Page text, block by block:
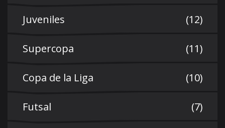
Juveniles (12)
Supercopa (11)
Copa de la Liga (10)
Futsal (7)